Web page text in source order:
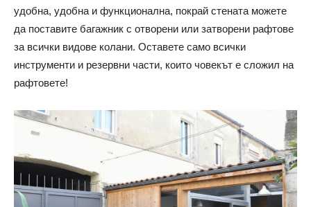
удобна, удобна и функционална, покрай стената можете
да поставите багажник с отворени или затворени рафтове
за всички видове колани. Оставете само всички
инструменти и резервни части, които човекът е сложил на
рафтовете!